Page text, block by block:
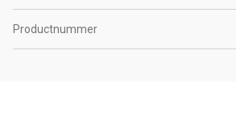
Productnummer